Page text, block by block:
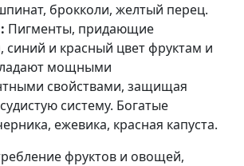
брокколи, желтый перец.
Пигменты, придающие
синий и красный цвет фруктам и
мощными
свойствами, защищая
систему. Богатые
ежевика, красная капуста.
фруктов и овощей,